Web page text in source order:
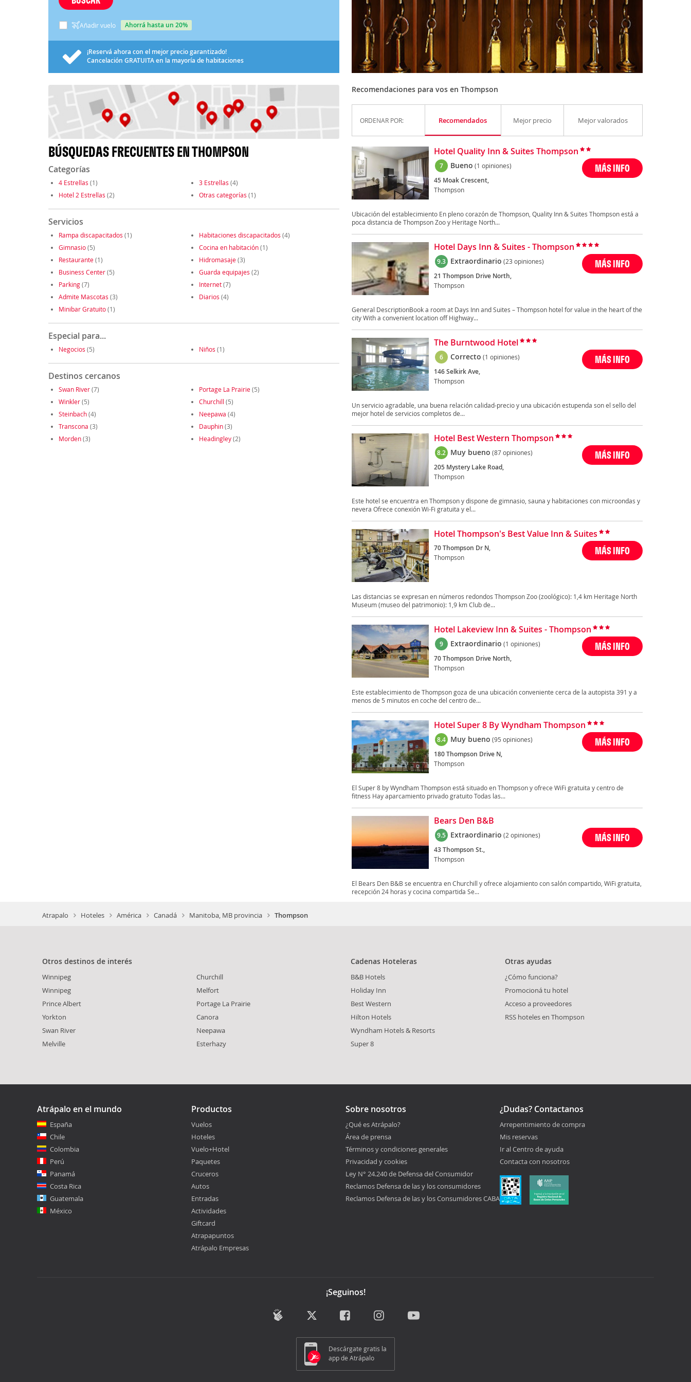
Añadir vuelo ahorrá hasta un 20%
¡Reservá ahora con el mejor precio garantizado!
Cancelación GRATUITAen la mayoría de habitaciones
BÚSQUEDAS FRECUENTES EN THOMPSON
Categorías
4 Estrellas (1) 3 Estrellas (4)
Hotel 2 Estrellas (2) Otras categorías (1)
Servicios
Rampa discapacitados (1) Habitaciones discapacitados (4)
Gimnasio(5) Cocina en habitación(1)
Restaurante(1) Hidromasaje(3)
Business Center(5) Guarda equipajes (2)
Parking(7) Internet(7)
Admite Mascotas (3) Diarios (4)
Minibar Gratuito(1)
Especial para...
Negocios (5) Niños (1)
Destinos cercanos
Swan River(7) Portage La Prairie(5)
Winkler(5) Churchill (5)
Steinbach(4) Neepawa (4)
Transcona (3) Dauphin(3)
Morden(3) Headingley(2)
Recomendaciones para vos en Thompson
ORDENAR POR: Recomendados Mejor precio Mejor valorados
Hotel Quality Inn & Suites Thompson
7 Bueno (1 opiniones)
45 Moak Crescent,
Thompson
MÁS INFO
Ubicación del establecimiento En pleno corazón de Thompson, Quality Inn & Suites Thompson está a
poca distancia de Thompson Zoo y Heritage North...
Hotel Days Inn & Suites - Thompson
9.3 Extraordinario (23 opiniones)
21 Thompson Drive North,
Thompson
MÁS INFO
General DescriptionBook a room at Days Inn and Suites – Thompson hotel for value in the heart of the
city With a convenient location off Highway...
The Burntwood Hotel
6 Correcto (1 opiniones)
146 Selkirk Ave,
Thompson
MÁS INFO
Un servicio agradable, una buena relación calidad-precio y una ubicación estupenda son el sello del
mejor hotel de servicios completos de...
Hotel Best Western Thompson
8.2 Muy bueno (87 opiniones)
205 Mystery Lake Road,
Thompson
MÁS INFO
Este hotel se encuentra en Thompson y dispone de gimnasio, sauna y habitaciones con microondas y
nevera Ofrece conexión Wi-Fi gratuita y el...
Hotel Thompson's Best Value Inn & Suites
70 Thompson Dr N,
Thompson
MÁS INFO
Las distancias se expresan en números redondos Thompson Zoo (zoológico): 1,4 km Heritage North
Museum (museo del patrimonio): 1,9 km Club de...
Hotel Lakeview Inn & Suites - Thompson
9 Extraordinario (1 opiniones)
70 Thompson Drive North,
Thompson
MÁS INFO
Este establecimiento de Thompson goza de una ubicación conveniente cerca de la autopista 391 y a
menos de 5 minutos en coche del centro de...
Hotel Super 8 By Wyndham Thompson
8.4 Muy bueno (95 opiniones)
180 Thompson Drive N,
Thompson
MÁS INFO
El Super 8 by Wyndham Thompson está situado en Thompson y ofrece WiFi gratuita y centro de
fitness Hay aparcamiento privado gratuito Todas las...
Bears Den B&B
9.5 Extraordinario (2 opiniones)
43 Thompson St.,
Thompson
MÁS INFO
El Bears Den B&B se encuentra en Churchill y ofrece alojamiento con salón compartido, WiFi gratuita,
recepción 24 horas y cocina compartida Se...
Atrapalo Hoteles América Canadá Manitoba, MB provincia Thompson
Otros destinos de interés
Winnipeg
Winnipeg
Prince Albert
Yorkton
Swan River
Melville
Churchill
Melfort
Portage La Prairie
Canora
Neepawa
Esterhazy
Cadenas Hoteleras
B&B Hotels
Holiday Inn
Best Western
Hilton Hotels
Wyndham Hotels & Resorts
Super 8
Otras ayudas
¿Cómo funciona?
Promocioná tu hotel
Acceso a proveedores
RSS hoteles en Thompson
Atrápalo en el mundo
España
Chile
Colombia
Perú
Panamá
Costa Rica
Guatemala
México
Productos
Vuelos
Hoteles
Vuelo+Hotel
Paquetes
Cruceros
Autos
Entradas
Actividades
Giftcard
Atrapapuntos
Atrápalo Empresas
Sobre nosotros
¿Qué es Atrápalo?
Área de prensa
Términos y condiciones generales
Privacidad y cookies
Ley N° 24.240 de Defensa del Consumidor
Reclamos Defensa de las y los consumidores
Reclamos Defensa de las y los Consumidores CABA
¿Dudas? Contactanos
Arrepentimiento de compra
Mis reservas
Ir al Centro de ayuda
Contacta con nosotros
¡Seguinos!
Descárgate gratis la
app de Atrápalo